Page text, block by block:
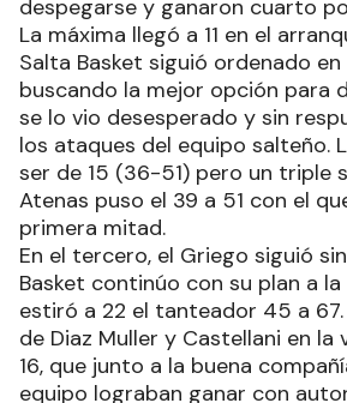
despegarse y ganaron cuarto
La máxima llegó a 11 en el
Salta Basket siguió ordenado
buscando la mejor opción para
se lo vio desesperado y sin
los ataques del equipo salteño.
ser de 15 (36-51) pero un triple
Atenas puso el 39 a 51 con el
primera mitad.
En el tercero, el Griego siguió
Basket continúo con su plan a
estiró a 22 el tanteador 45 a
de Diaz Muller y Castellani en la
16, que junto a la buena
equipo lograban ganar con